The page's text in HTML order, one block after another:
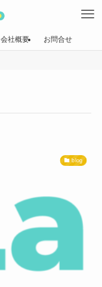
会社概要 お問合せ
blog